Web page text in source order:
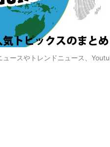
ースやトレンドニュース、